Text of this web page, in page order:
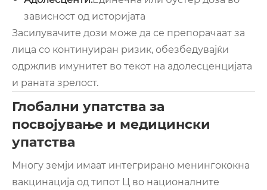
зависност од историјата
Засилувачите дози може да се препорачаат за
лица со континуиран ризик, обезбедувајќи
одржлив имунитет во текот на адолесценцијата
и раната зрелост.
Глобални упатства за
посвојување и медицински
упатства
Многу земји имаат интегрирано менингококна
вакцинација од типот Ц во националните